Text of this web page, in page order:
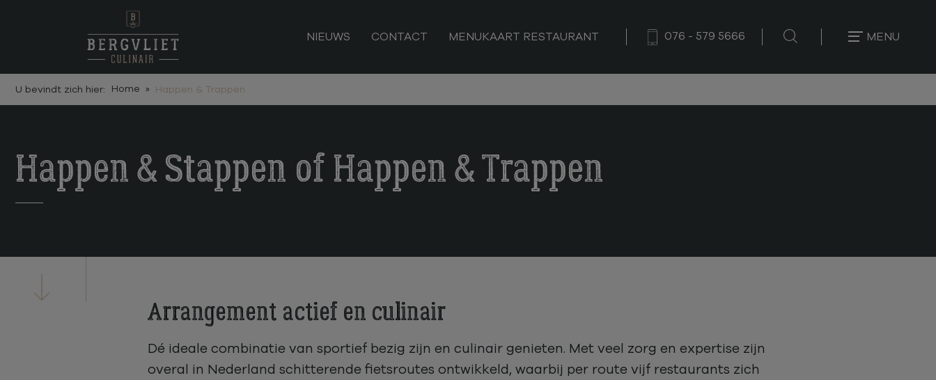
NIEUWS CONTACT MENUKAART RESTAURANT 076 - 579 5666 MENU
U bevindt zich hier: Home Happen & Trappen
Happen & Stappen of Happen & Trappen
Arrangement actief en culinair
Dé ideale combinatie van sportief bezig zijn en culinair genieten. Met veel zorg en expertise zijn
overal in Nederland schitterende fietsroutes ontwikkeld, waarbij per route vijf restaurants zich